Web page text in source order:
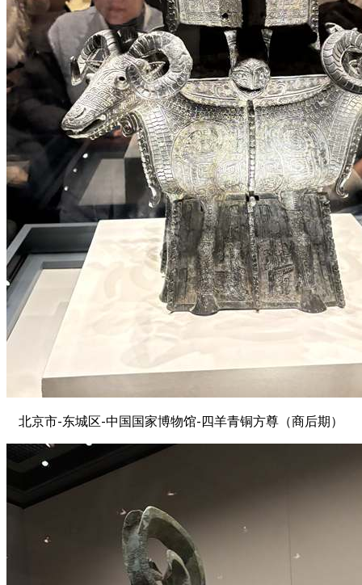
北京市-东城区-中国国家博物馆-四羊青铜方尊（商后期）